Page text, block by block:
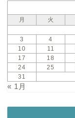
月
火
3
4
10
11
17
18
24
25
31
« 1月